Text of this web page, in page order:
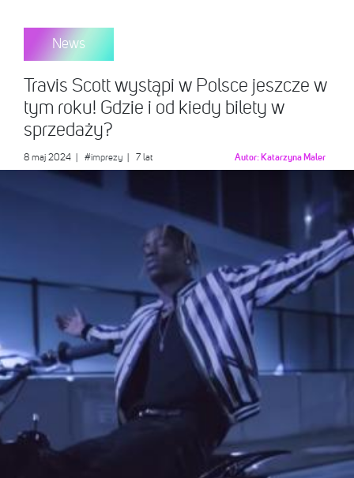
News
Travis Scott wystąpi w Polsce jeszcze w
tym roku! Gdzie i od kiedy bilety w
sprzedaży?
8 maj 2024 #imprezy | 7 lat Autor: Katarzyna Maler